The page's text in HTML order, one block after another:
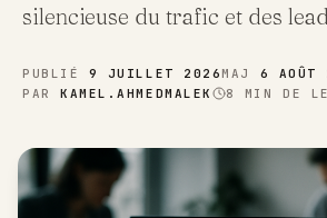
silencieuse du trafic et des
PUBLIÉ 9 JUILLET 2026 MAJ
6 AOÛT
PAR
KAMEL.AHMEDMALEK 8 MIN DE